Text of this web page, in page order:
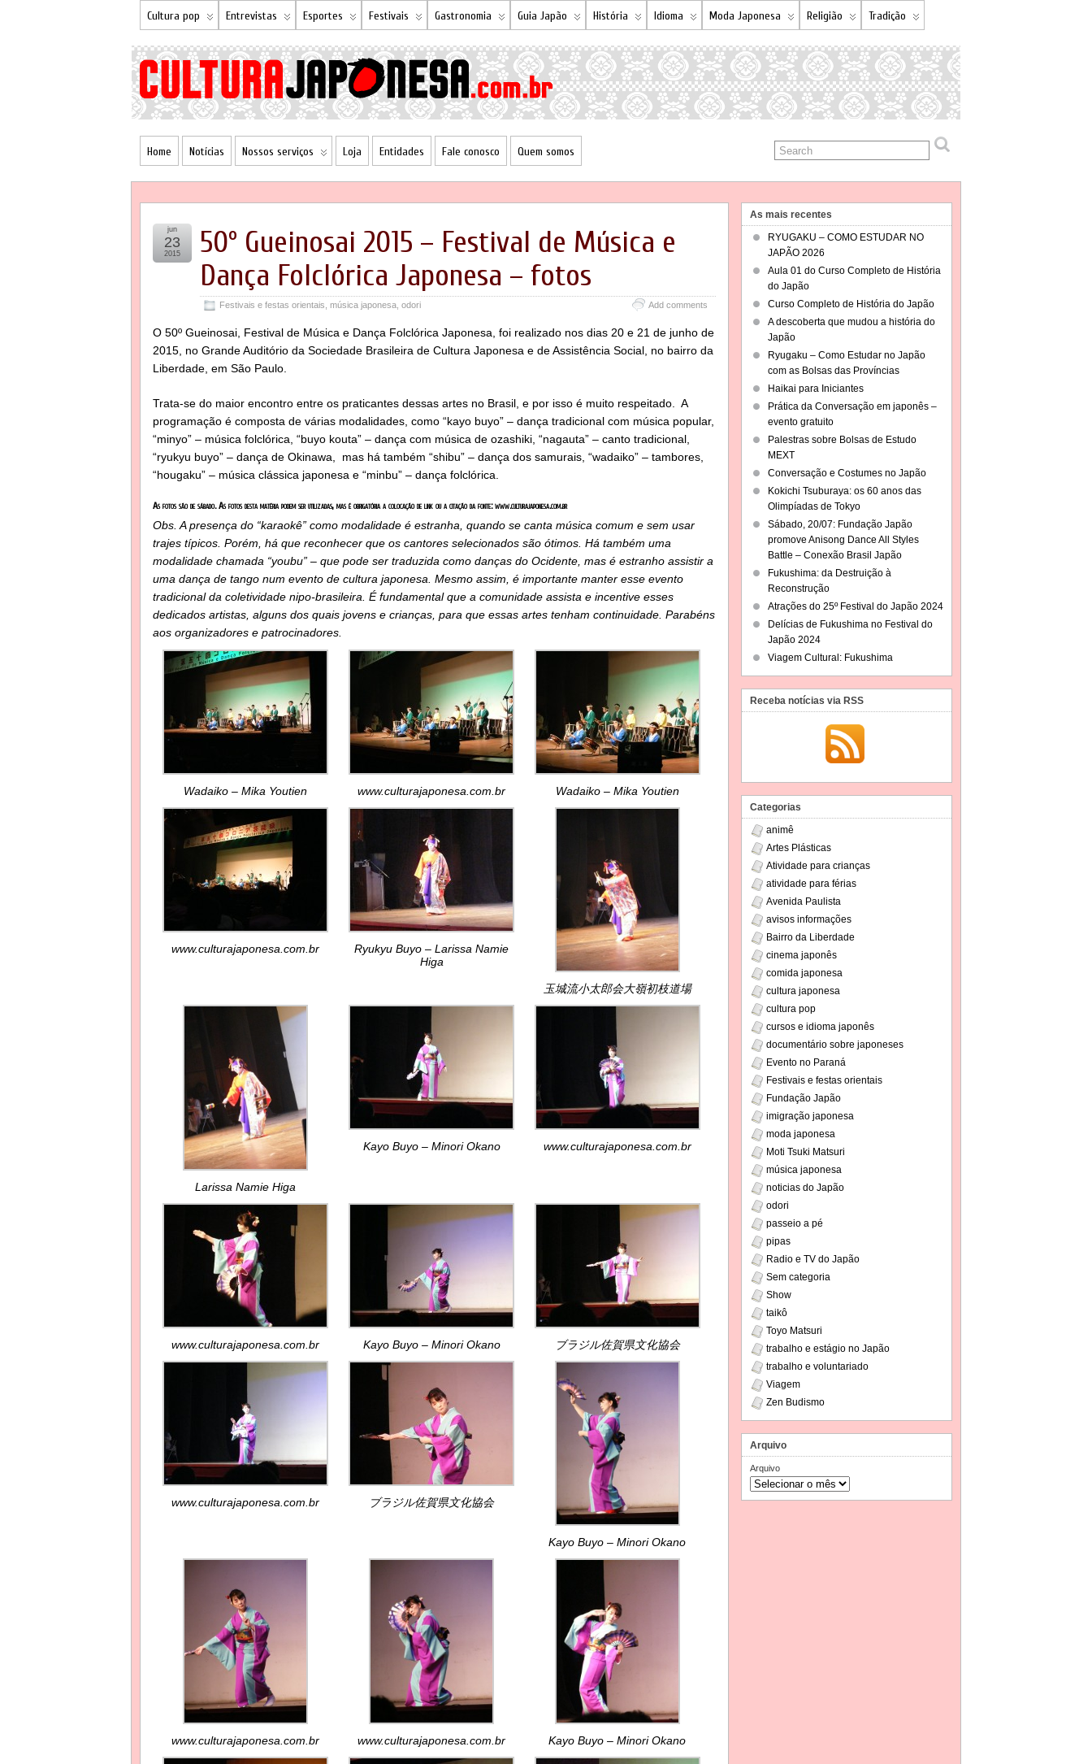
Cultura pop Entrevistas Esportes Festivais Gastronomia Guia Japão História Idioma Moda Japonesa Religião Tradição
Home Notícias Nossos serviços Loja Entidades Fale conosco Quem somos
50º Gueinosai 2015 – Festival de Música e
Dança Folclórica Japonesa – fotos
Festivais e festas orientais música japonesa odori Add comments
jun
23
2015
O 50º Gueinosai, Festival de Música e Dança Folclórica Japonesa, foi realizado nos dias 20 e 21 de junho de
2015, no Grande Auditório da Sociedade Brasileira de Cultura Japonesa e de Assistência Social, no bairro da
Liberdade, em São Paulo.
Trata-se do maior encontro entre os praticantes dessas artes no Brasil, e por isso é muito respeitado. A
programação é composta de várias modalidades, como “kayo buyo” – dança tradicional com música popular,
“minyo” – música folclórica, “buyo kouta” – dança com música de ozashiki, “nagauta” – canto tradicional,
“ryukyu buyo” – dança de Okinawa, mas há também “shibu” – dança dos samurais, “wadaiko” – tambores,
“hougaku” – música clássica japonesa e “minbu” – dança folclórica.
As fotos são de sábado. As fotos desta matéria podem ser utilizadas, mas é obrigatória a colocação de link ou a citação da fonte: www.culturajaponesa.com.br
Obs. A presença do “karaokê” como modalidade é estranha, quando se canta música comum e sem usar
trajes típicos. Porém, há que reconhecer que os cantores selecionados são ótimos. Há também uma
modalidade chamada “youbu” – que pode ser traduzida como danças do Ocidente, mas é estranho assistir a
uma dança de tango num evento de cultura japonesa. Mesmo assim, é importante manter esse evento
tradicional da coletividade nipo-brasileira. É fundamental que a comunidade assista e incentive esses
dedicados artistas, alguns dos quais jovens e crianças, para que essas artes tenham continuidade. Parabéns
aos organizadores e patrocinadores.
Wadaiko – Mika Youtien www.culturajaponesa.com.br Wadaiko – Mika Youtien
www.culturajaponesa.com.br
Ryukyu Buyo – Larissa Namie
Higa
玉城流小太郎会大嶺初枝道場
Larissa Namie Higa
Kayo Buyo – Minori Okano www.culturajaponesa.com.br
www.culturajaponesa.com.br Kayo Buyo – Minori Okano ブラジル佐賀県文化協会
www.culturajaponesa.com.br ブラジル佐賀県文化協会
Kayo Buyo – Minori Okano
www.culturajaponesa.com.br www.culturajaponesa.com.br Kayo Buyo – Minori Okano
As mais recentes
RYUGAKU – COMO ESTUDAR NO
JAPÃO 2026
Aula 01 do Curso Completo de História
do Japão
Curso Completo de História do Japão
A descoberta que mudou a história do
Japão
Ryugaku – Como Estudar no Japão
com as Bolsas das Províncias
Haikai para Iniciantes
Prática da Conversação em japonês –
evento gratuito
Palestras sobre Bolsas de Estudo
MEXT
Conversação e Costumes no Japão
Kokichi Tsuburaya: os 60 anos das
Olimpíadas de Tokyo
Sábado, 20/07: Fundação Japão
promove Anisong Dance All Styles
Battle – Conexão Brasil Japão
Fukushima: da Destruição à
Reconstrução
Atrações do 25º Festival do Japão 2024
Delícias de Fukushima no Festival do
Japão 2024
Viagem Cultural: Fukushima
Receba notícias via RSS
Categorias
animê
Artes Plásticas
Atividade para crianças
atividade para férias
Avenida Paulista
avisos informações
Bairro da Liberdade
cinema japonês
comida japonesa
cultura japonesa
cultura pop
cursos e idioma japonês
documentário sobre japoneses
Evento no Paraná
Festivais e festas orientais
Fundação Japão
imigração japonesa
moda japonesa
Moti Tsuki Matsuri
música japonesa
noticias do Japão
odori
passeio a pé
pipas
Radio e TV do Japão
Sem categoria
Show
taikô
Toyo Matsuri
trabalho e estágio no Japão
trabalho e voluntariado
Viagem
Zen Budismo
Arquivo
Arquivo